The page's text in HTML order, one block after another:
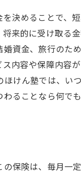
決めることで、
来的に受け取る
資金、旅行のた
内容や保障内容
けん塾では、い
ることなら何で
保険は、毎月一